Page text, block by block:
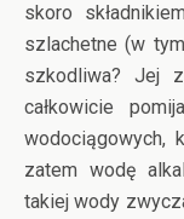
skoro
szlachetne (w
szkodliwa? Jej
całkowicie
wodociągowych,
zatem wodę
takiej wody